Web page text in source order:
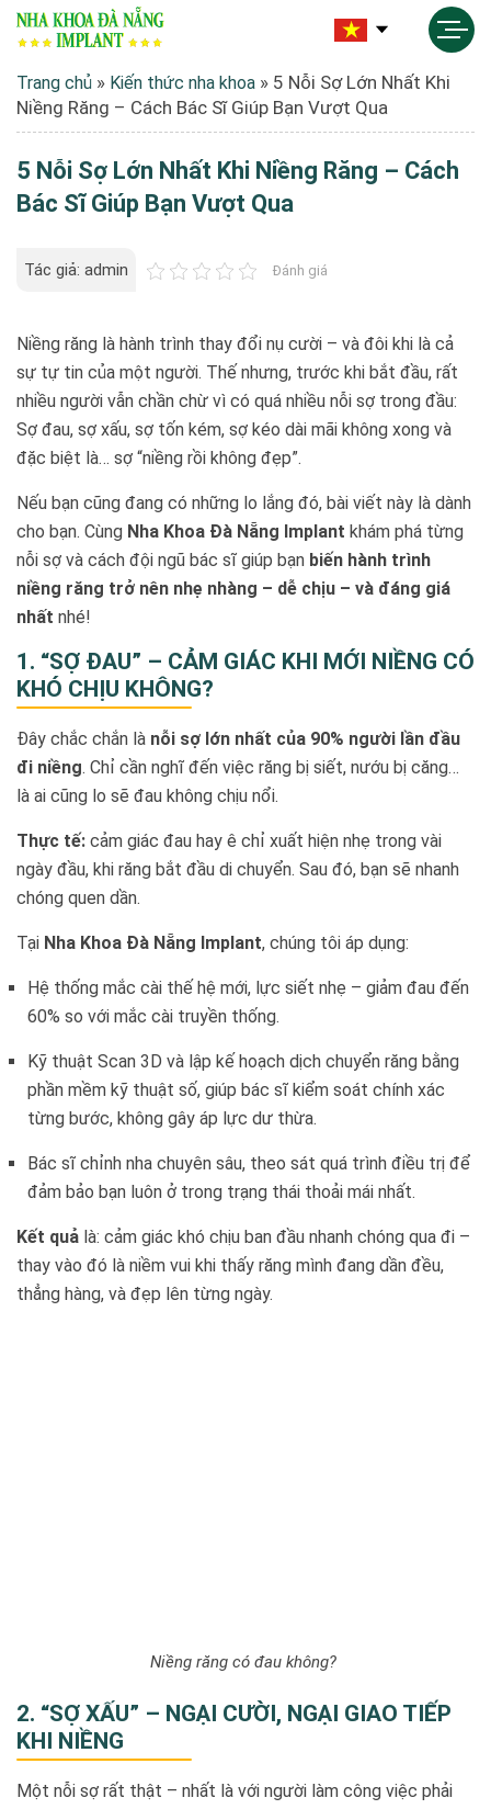
Trang chủ » Kiến thức nha khoa » 5 Nỗi Sợ Lớn Nhất Khi
Niềng Răng – Cách Bác Sĩ Giúp Bạn Vượt Qua
5 Nỗi Sợ Lớn Nhất Khi Niềng Răng – Cách
Bác Sĩ Giúp Bạn Vượt Qua
Tác giả: admin Đánh giá
Niềng răng là hành trình thay đổi nụ cười – và đôi khi là cả
sự tự tin của một người. Thế nhưng, trước khi bắt đầu, rất
nhiều người vẫn chần chừ vì có quá nhiều nỗi sợ trong đầu:
Sợ đau, sợ xấu, sợ tốn kém, sợ kéo dài mãi không xong và
đặc biệt là… sợ “niềng rồi không đẹp”.
Nếu bạn cũng đang có những lo lắng đó, bài viết này là dành
cho bạn. Cùng Nha Khoa Đà Nẵng Implant khám phá từng
nỗi sợ và cách đội ngũ bác sĩ giúp bạn biến hành trình
niềng răng trở nên nhẹ nhàng – dễ chịu – và đáng giá
nhất nhé!
1. “SỢ ĐAU” – CẢM GIÁC KHI MỚI NIỀNG CÓ
KHÓ CHỊU KHÔNG?
Đây chắc chắn là nỗi sợ lớn nhất của 90% người lần đầu
đi niềng. Chỉ cần nghĩ đến việc răng bị siết, nướu bị căng…
là ai cũng lo sẽ đau không chịu nổi.
Thực tế: cảm giác đau hay ê chỉ xuất hiện nhẹ trong vài
ngày đầu, khi răng bắt đầu di chuyển. Sau đó, bạn sẽ nhanh
chóng quen dần.
Tại Nha Khoa Đà Nẵng Implant, chúng tôi áp dụng:
Hệ thống mắc cài thế hệ mới, lực siết nhẹ – giảm đau đến
60% so với mắc cài truyền thống.
Kỹ thuật Scan 3D và lập kế hoạch dịch chuyển răng bằng
phần mềm kỹ thuật số, giúp bác sĩ kiểm soát chính xác
từng bước, không gây áp lực dư thừa.
Bác sĩ chỉnh nha chuyên sâu, theo sát quá trình điều trị để
đảm bảo bạn luôn ở trong trạng thái thoải mái nhất.
Kết quả là: cảm giác khó chịu ban đầu nhanh chóng qua đi –
thay vào đó là niềm vui khi thấy răng mình đang dần đều,
thẳng hàng, và đẹp lên từng ngày.
Niềng răng có đau không?
2. “SỢ XẤU” – NGẠI CƯỜI, NGẠI GIAO TIẾP
KHI NIỀNG
Một nỗi sợ rất thật – nhất là với người làm công việc phải